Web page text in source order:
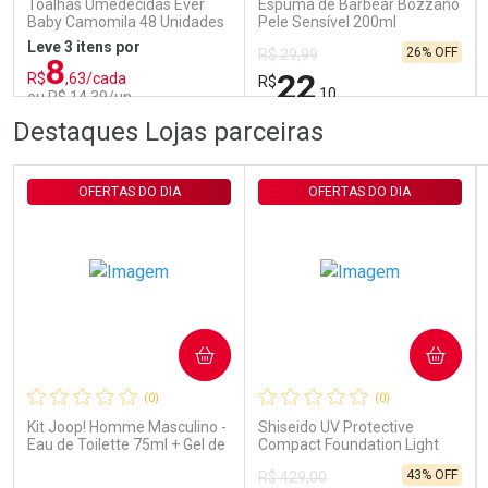
Toalhas Umedecidas Ever
Baby Camomila 48 Unidades
Leve 3 itens por
R$8,63/cada
ou R$ 14,39/un
FECHAR
Laboratório
Comprar sem Desconto
Por R$ 14,39/cada
FECHAR
Por Menos
Comprar sem Desconto
Por R$ 14,39/cada
Espuma de Barbear Bozzano
Pele Sensível 200ml
R$ 29,99
R$22,10
26% OFF
Comprar sem Desconto
Por R$ 22,10/cada
Por Menos
Comprar sem Desconto
Por R$ 22,10/cada
Destaques Lojas parceiras
(0)
Kit Joop! Homme Masculino -
Eau de Toilette 75ml + Gel de
OFERTAS DO DIA
COMPRAR
(0)
Shiseido UV Protective
Compact Foundation Light
Ochre - Protetor Solar Facial
Compacto FPS 35 Refil 12g
OFERTAS DO DIA
R$ 429,00
43% OFF
COMPRAR